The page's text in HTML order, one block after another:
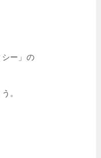
ー」の
。